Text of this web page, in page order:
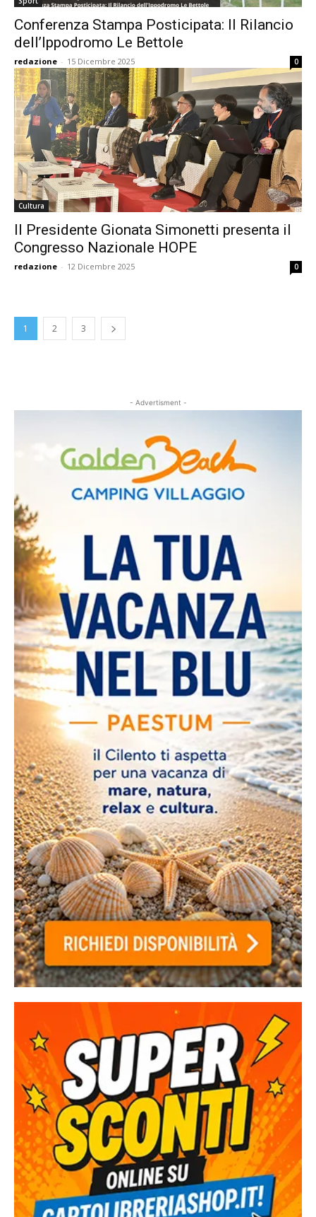
Conferenza Stampa Posticipata: Il Rilancio
dell’Ippodromo Le Bettole
redazione - 15 Dicembre 2025 0
Cultura
Il Presidente Gionata Simonetti presenta il
Congresso Nazionale HOPE
redazione - 12 Dicembre 2025 0
1 2 3
- Advertisment -